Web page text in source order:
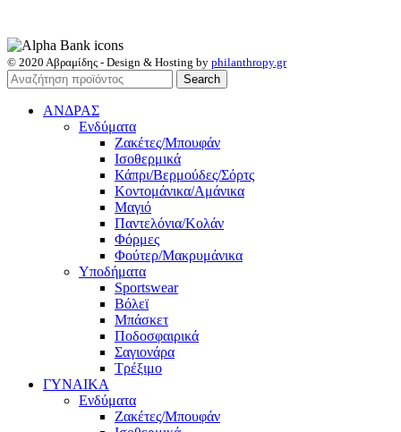
© 2020 Αβραμίδης - Design & Hosting by philanthropy.gr
Search
ΑΝΔΡΑΣ
Ενδύματα
Ζακέτες/Μπουφάν
Ισοθερμικά
Κάπρι/Βερμούδες/Σόρτς
Κοντομάνικα/Αμάνικα
Μαγιό
Παντελόνια/Κολάν
Φόρμες
Φούτερ/Μακρυμάνικα
Υποδήματα
Sportswear
Βόλεϊ
Μπάσκετ
Ποδοσφαιρικά
Σαγιονάρα
Τρέξιμο
ΓΥΝΑΙΚΑ
Ενδύματα
Ζακέτες/Μπουφάν